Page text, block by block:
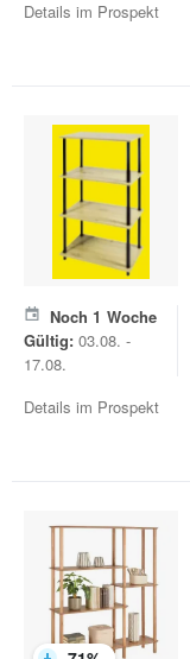
Details im Prospekt
Noch 1 Woche
Gültig: 03.08. -
17.08.
Details im Prospekt